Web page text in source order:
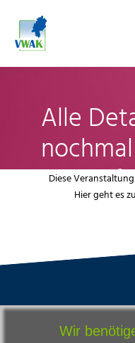
Alle
nochmal
genau
Diese
Hier geht es
VWAK
KarriereWir